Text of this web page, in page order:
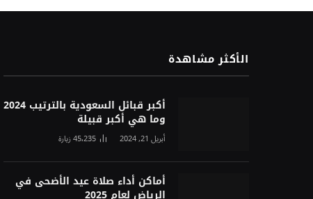
الأكثر مشاهدة
أكبر قبائل السعودية بالترتيب 2024
وما هي أكبر قبيلة
أبريل 21, 2024 45٬235زيارة
أماكن أداء صلاة عيد الأضحى في
الرياض لعام 2025